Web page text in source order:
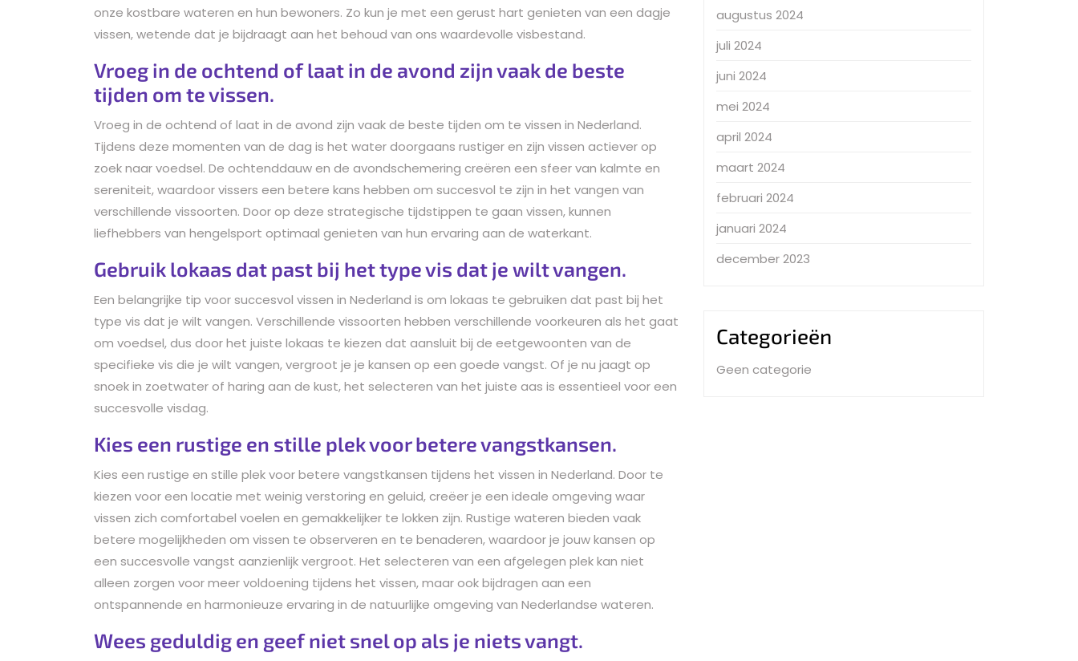
onze kostbare wateren en hun bewoners. Zo kun je met een gerust hart genieten van een dagje
vissen, wetende dat je bijdraagt aan het behoud van ons waardevolle visbestand.
Vroeg in de ochtend of laat in de avond zijn vaak de beste
tijden om te vissen.
Vroeg in de ochtend of laat in de avond zijn vaak de beste tijden om te vissen in Nederland.
Tijdens deze momenten van de dag is het water doorgaans rustiger en zijn vissen actiever op
zoek naar voedsel. De ochtenddauw en de avondschemering creëren een sfeer van kalmte en
sereniteit, waardoor vissers een betere kans hebben om succesvol te zijn in het vangen van
verschillende vissoorten. Door op deze strategische tijdstippen te gaan vissen, kunnen
liefhebbers van hengelsport optimaal genieten van hun ervaring aan de waterkant.
Gebruik lokaas dat past bij het type vis dat je wilt vangen.
Een belangrijke tip voor succesvol vissen in Nederland is om lokaas te gebruiken dat past bij het
type vis dat je wilt vangen. Verschillende vissoorten hebben verschillende voorkeuren als het gaat
om voedsel, dus door het juiste lokaas te kiezen dat aansluit bij de eetgewoonten van de
specifieke vis die je wilt vangen, vergroot je je kansen op een goede vangst. Of je nu jaagt op
snoek in zoetwater of haring aan de kust, het selecteren van het juiste aas is essentieel voor een
succesvolle visdag.
Kies een rustige en stille plek voor betere vangstkansen.
Kies een rustige en stille plek voor betere vangstkansen tijdens het vissen in Nederland. Door te
kiezen voor een locatie met weinig verstoring en geluid, creëer je een ideale omgeving waar
vissen zich comfortabel voelen en gemakkelijker te lokken zijn. Rustige wateren bieden vaak
betere mogelijkheden om vissen te observeren en te benaderen, waardoor je jouw kansen op
een succesvolle vangst aanzienlijk vergroot. Het selecteren van een afgelegen plek kan niet
alleen zorgen voor meer voldoening tijdens het vissen, maar ook bijdragen aan een
ontspannende en harmonieuze ervaring in de natuurlijke omgeving van Nederlandse wateren.
Wees geduldig en geef niet snel op als je niets vangt.
augustus 2024
juli 2024
juni 2024
mei 2024
april 2024
maart 2024
februari 2024
januari 2024
december 2023
Categorieën
Geen categorie